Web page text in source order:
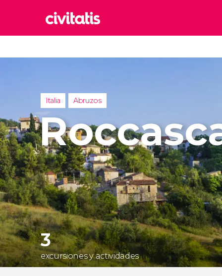
Italia
Turquía
Italia Abruzos
3
excursiones y actividades